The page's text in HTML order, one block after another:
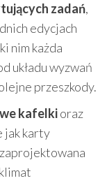
zadań,
edycjach
nim każda
układu wyzwań
przeszkody.
kafelkioraz
jak karty